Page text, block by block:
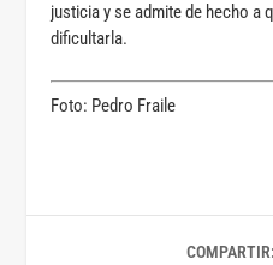
justicia y se admite de hecho a
dificultarla.
Foto: Pedro Fraile
COMPARTIR: